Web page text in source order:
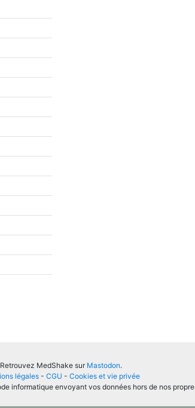
Retrouvez MedShake sur Mastodon.
légales - CGU - Cookies et vie privée
informatique envoyant vos données hors de nos